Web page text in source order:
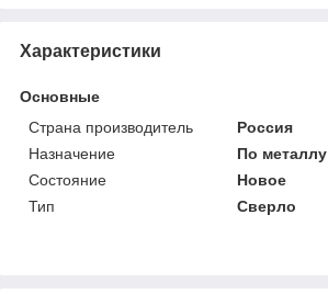
Характеристики
Основные
Страна производитель
Россия
Назначение
По металлу
Состояние
Новое
Тип
Сверло